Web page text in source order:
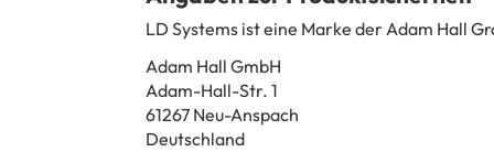
LD Systems ist eine Marke der Adam Hall
Adam Hall GmbH
Adam-Hall-Str. 1
61267 Neu-Anspach
Deutschland